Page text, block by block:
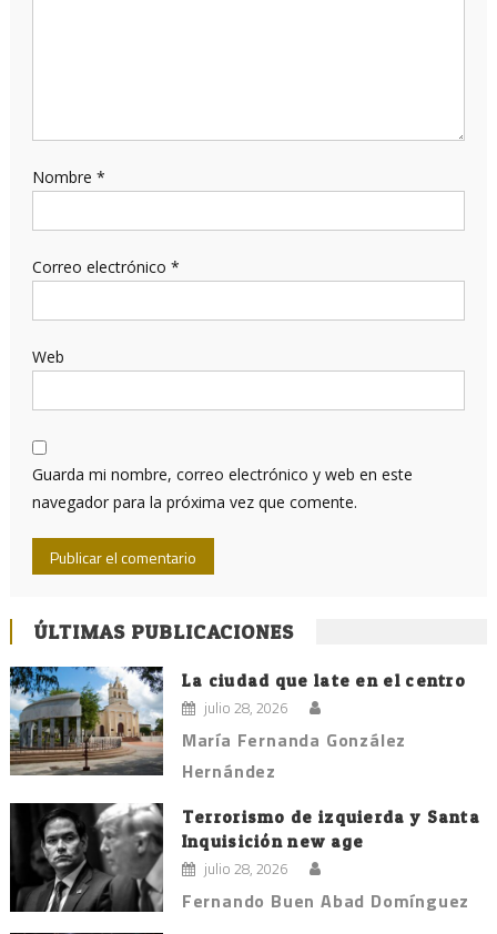
Nombre *
Correo electrónico *
Web
Guarda mi nombre, correo electrónico y web en este
navegador para la próxima vez que comente.
ÚLTIMAS PUBLICACIONES
La ciudad que late en el centro
julio 28, 2026
María Fernanda González
Hernández
Terrorismo de izquierda y Santa
Inquisición new age
julio 28, 2026
Fernando Buen Abad Domínguez